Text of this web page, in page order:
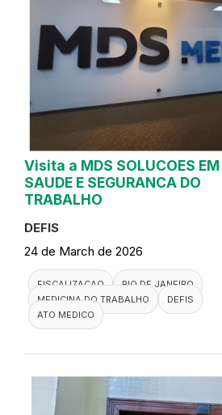
Visita a MDS SOLUCOES EM
SAUDE E SEGURANCA DO
TRABALHO
DEFIS
24 de March de 2026
FISCALIZACAO
RIO DE JANEIRO
MEDICINA DO TRABALHO
DEFIS
ATO MEDICO